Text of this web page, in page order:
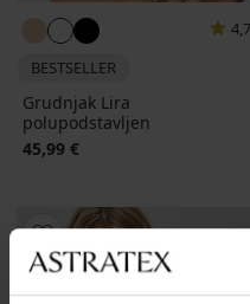
4,7
BESTSELLER
Grudnjak Lira
polupodstavljen
45,99 €